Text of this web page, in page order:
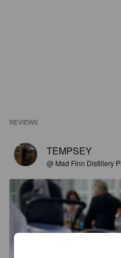
REVIEWS
TEMPSEY
@ Mad Finn Distillery